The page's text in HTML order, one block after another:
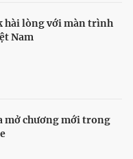
hài lòng với màn trình
Nam
mở chương mới trong